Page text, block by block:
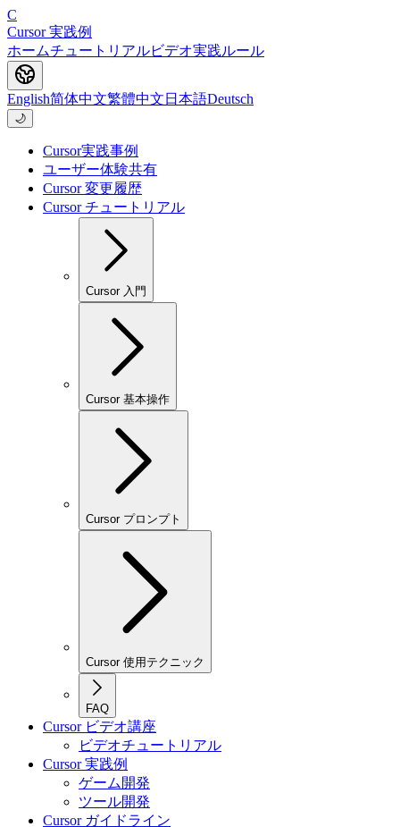
C
Cursor 実践例
ホームチュートリアルビデオ実践ルール
English简体中文繁體中文 日本語Deutsch
🌙
Cursor実践事例
ユーザー体験共有
Cursor 変更履歴
Cursor チュートリアル
Cursor 入門
Cursor 基本操作
Cursor プロンプト
Cursor 使用テクニック
FAQ
Cursor ビデオ講座
ビデオチュートリアル
Cursor 実践例
ゲーム開発
ツール開発
Cursor ガイドライン